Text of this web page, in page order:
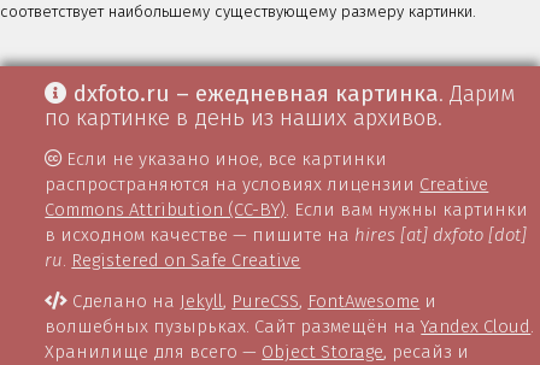
соответствует наибольшему существующему размеру картинки.
dxfoto.ru – ежедневная картинка. Дарим
по картинке в день из наших архивов.
Если не указано иное, все картинки
распространяются на условиях лицензии Creative
Commons Attribution (CC-BY). Если вам нужны картинки
в исходном качестве — пишите на hires [at] dxfoto [dot]
ru. Registered on Safe Creative
Сделано на Jekyll, PureCSS, FontAwesome и
волшебных пузырьках. Сайт размещён наYandex Cloud .
Хранилище для всего — Object Storage, ресайз и